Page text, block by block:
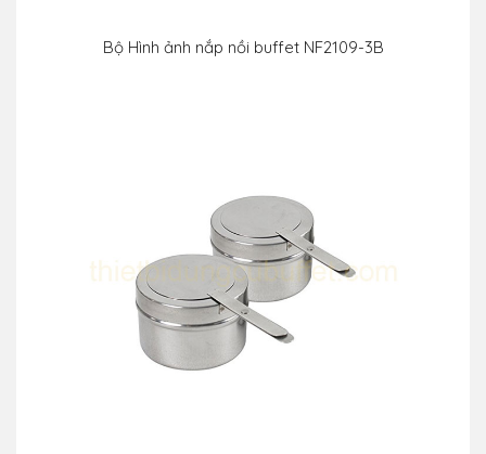
Bộ Hình ảnh nắp nồi buffet NF2109-3B